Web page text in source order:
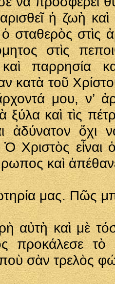
ἡ ζωὴ
σταθερὸς στὶς
στὶς
παρρησία
κατὰ τοῦ
μου, ν’
ξύλα καὶ τὶς
ἀδύνατον
Χριστὸς εἶναι
καὶ
μας. Πῶς
αὐτὴ καὶ μὲ
προκάλεσε τὸ
σὰν τρελὸς